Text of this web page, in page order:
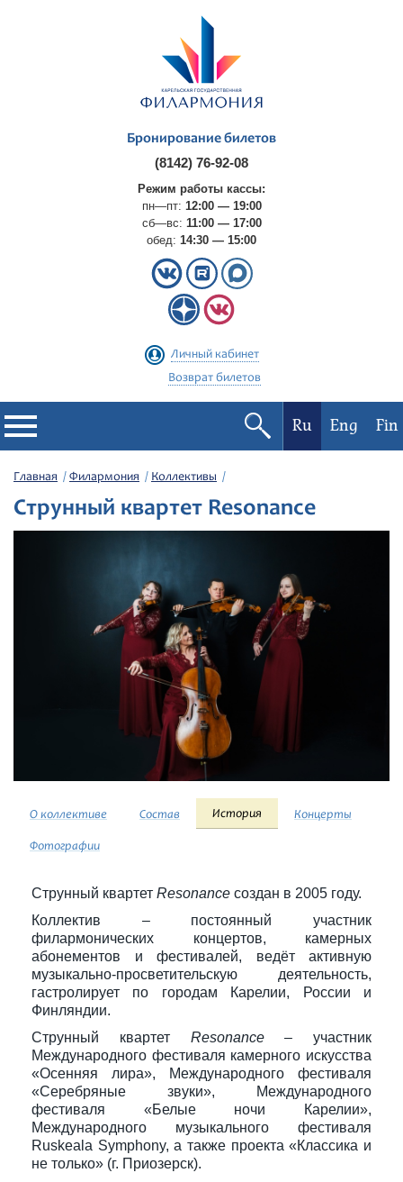
Бронирование билетов
(8142) 76-92-08
Режим работы кассы:
пн—пт: 12:00 — 19:00
сб—вс: 11:00 — 17:00
обед: 14:30 — 15:00
Личный кабинет
Возврат билетов
Филармония
Афиша
Абонементы
Ru Eng Fin
Главная Филармония Коллективы
Струнный квартет Resonance
О коллективе Состав История Концерты
Фотографии
Струнный квартет Resonance создан в 2005 году.
Коллектив – постоянный участник
филармонических концертов, камерных
абонементов и фестивалей, ведёт активную
музыкально-просветительскую деятельность,
гастролирует по городам Карелии, России и
Финляндии.
Струнный квартет Resonance– участник
Международного фестиваля камерного искусства
«Осенняя лира», Международного фестиваля
«Серебряные звуки», Международного
фестиваля «Белые ночи Карелии»,
Международного музыкального фестиваля
Ruskeala Symphony, а также проекта «Классика и
не только» (г. Приозерск).